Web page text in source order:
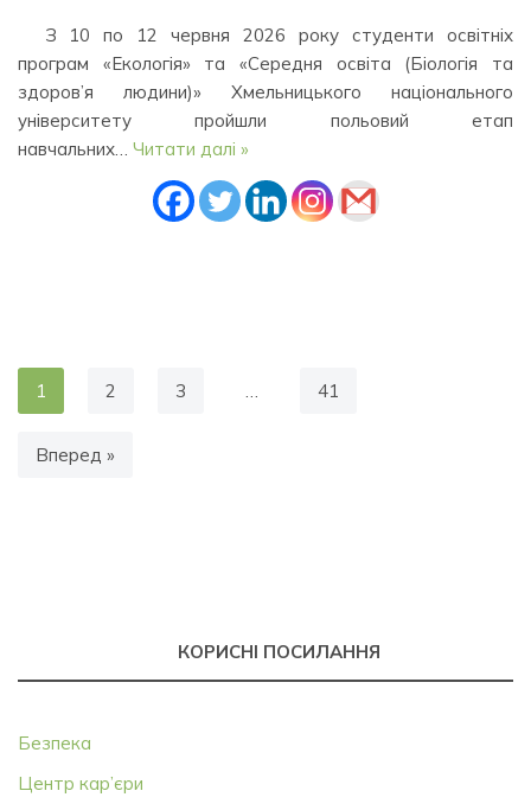
З 10 по 12 червня 2026 року студенти освітніх
програм «Екологія» та «Середня освіта (Біологія та
здоров’я людини)» Хмельницького національного
університету пройшли польовий етап
навчальних… Читати далі »
1 2 3 41
Вперед »
КОРИСНІ ПОСИЛАННЯ
Безпека
Центр кар’єри